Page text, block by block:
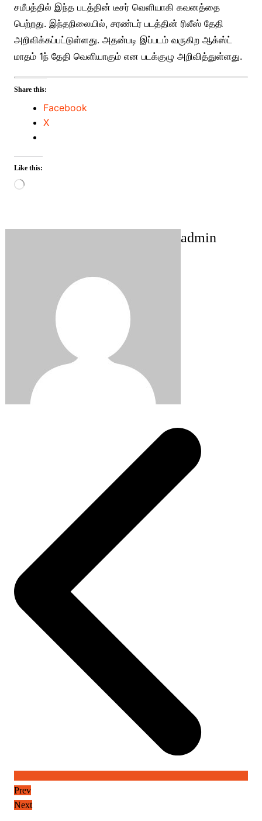
சமீபத்தில் இந்த படத்தின் டீசர் வெளியாகி கவனத்தை
பெற்றது. இந்தநிலையில், சரண்டர் படத்தின் ரிலீஸ் தேதி
அறிவிக்கப்பட்டுள்ளது. அதன்படி இப்படம் வருகிற ஆக்ஸ்ட்
மாதம் 1ந் தேதி வெளியாகும் என படக்குழு அறிவித்துள்ளது.
Share this:
Facebook
X
Like this:
Loading…
admin
Prev
Next